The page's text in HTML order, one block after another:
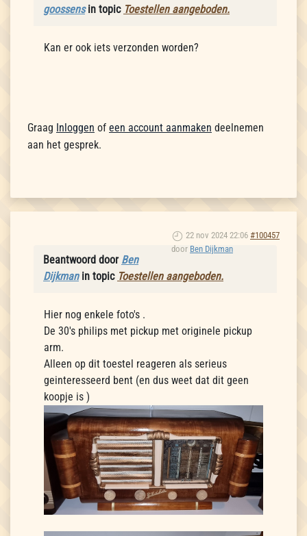
goossensin topic Toestellen aangeboden.
Kan er ook iets verzonden worden?
Graag Inloggen of een account aanmaken deelnemen
aan het gesprek.
22 nov 2024 22:06 #100457
door Ben Dijkman
Beantwoord door Ben
Dijkmanin topic Toestellen aangeboden.
Hier nog enkele foto's .
De 30's philips met pickup met originele pickup
arm.
Alleen op dit toestel reageren als serieus
geinteresseerd bent (en dus weet dat dit geen
koopje is )